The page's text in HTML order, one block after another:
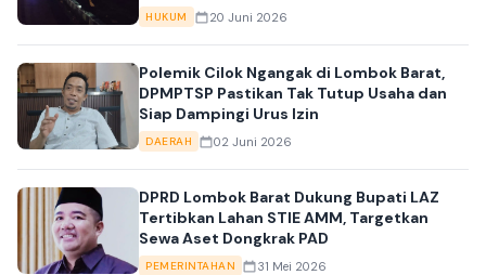
HUKUM 20 Juni 2026
Polemik Cilok Ngangak di Lombok Barat,
DPMPTSP Pastikan Tak Tutup Usaha dan
Siap Dampingi Urus Izin
DAERAH 02 Juni 2026
DPRD Lombok Barat Dukung Bupati LAZ
Tertibkan Lahan STIE AMM, Targetkan
Sewa Aset Dongkrak PAD
PEMERINTAHAN 31 Mei 2026